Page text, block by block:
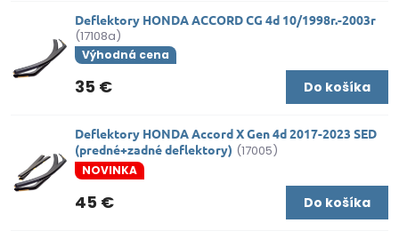
Deflektory HONDA ACCORD CG 4d 10/1998r.-2003r
(17108a)
Výhodná cena
35 € Do košíka
Deflektory HONDA Accord X Gen 4d 2017-2023 SED
(predné+zadné deflektory) (17005)
NOVINKA
45 € Do košíka